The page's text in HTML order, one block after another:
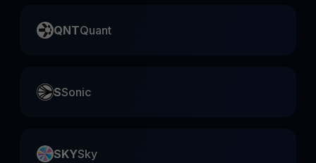
QNTQuant
SSonic
SKYSky